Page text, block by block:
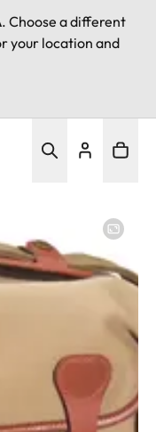
. Choose a different
your location and